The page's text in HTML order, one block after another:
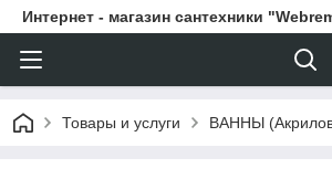
Интернет - магазин сантехники
Товары и услуги ВАННЫ